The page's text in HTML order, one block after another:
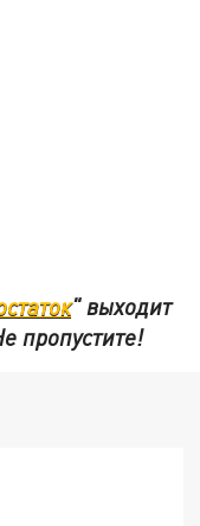
" выходит
пропустите!